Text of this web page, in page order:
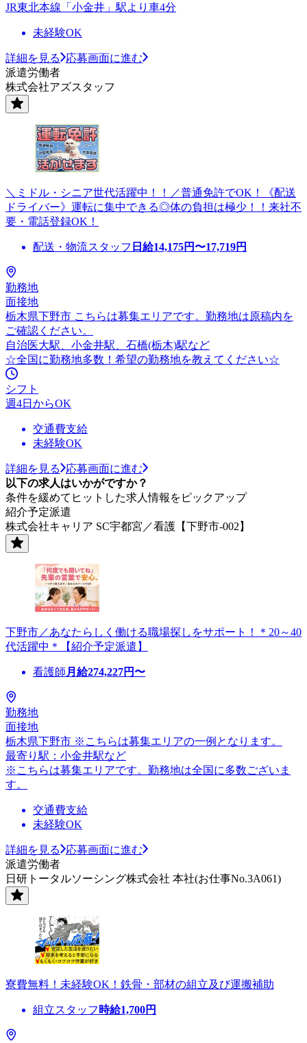
JR東北本線「小金井」駅より車4分
未経験OK
詳細を見る
応募画面に進む
派遣労働者
株式会社アズスタッフ
＼ミドル・シニア世代活躍中！！／普通免許でOK！《配送
ドライバー》運転に集中できる◎体の負担は極少！！来社不
要・電話登録OK！
配送・物流スタッフ 日給14,175円〜17,719円
勤務地
面接地
栃木県下野市 こちらは募集エリアです。勤務地は原稿内を
ご確認ください。
自治医大駅、小金井駅、石橋(栃木)駅など
☆全国に勤務地多数！希望の勤務地を教えてください☆
シフト
週4日からOK
交通費支給
未経験OK
詳細を見る
応募画面に進む
以下の求人はいかがですか？
条件を緩めてヒットした求人情報をピックアップ
紹介予定派遣
株式会社キャリア SC宇都宮／看護【下野市-002】
下野市／あなたらしく働ける職場探しをサポート！＊20～40
代活躍中＊【紹介予定派遣】
看護師 月給274,227円〜
勤務地
面接地
栃木県下野市 ※こちらは募集エリアの一例となります。
最寄り駅：小金井駅など
※こちらは募集エリアです。勤務地は全国に多数ございま
す。
交通費支給
未経験OK
詳細を見る
応募画面に進む
派遣労働者
日研トータルソーシング株式会社 本社(お仕事No.3A061)
寮費無料！未経験OK！鉄骨・部材の組立及び運搬補助
組立スタッフ 時給1,700円